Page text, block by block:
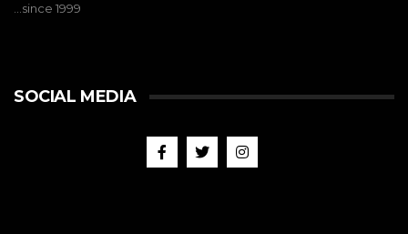
…since 1999
SOCIAL MEDIA